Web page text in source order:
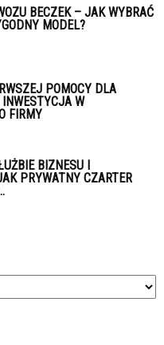
BECZEK – JAK WYBRAĆ
MODEL?
POMOCY DLA
W
FIRMY
BIZNESU I
PRYWATNY CZARTER